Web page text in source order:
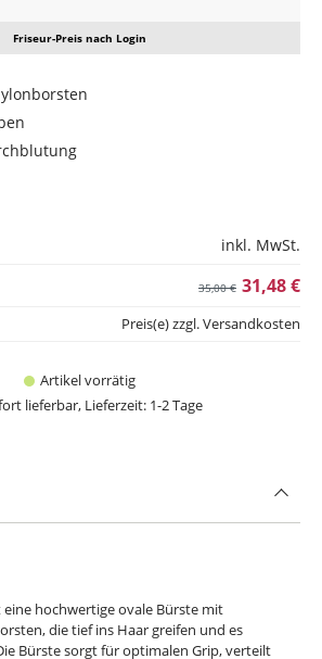
Friseur-Preis nach Login
inkl. MwSt.
31,48 €
35,00 €
Artikel vorrätig
lieferbar, Lieferzeit: 1-2 Tage
Preis(e) zzgl. Versandkosten
eine hochwertige ovale Bürste mit
die tief ins Haar greifen und es
Bürste sorgt für optimalen Grip, verteilt